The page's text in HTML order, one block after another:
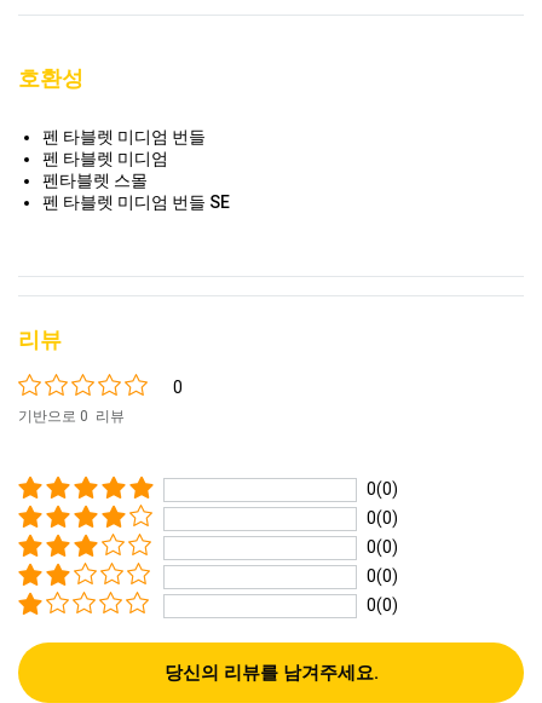
호환성
펜 타블렛 미디엄 번들
펜 타블렛 미디엄
펜타블렛 스몰
펜 타블렛 미디엄 번들 SE
리뷰
0
기반으로 0 리뷰
0(0)
0(0)
0(0)
0(0)
0(0)
당신의 리뷰를 남겨주세요.